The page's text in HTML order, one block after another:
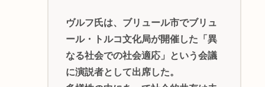
ヴルフ氏は、ブリュール市でブリュ
ール・トルコ文化局が開催した「異
なる社会での社会適応」という会議
に演説者として出席した。